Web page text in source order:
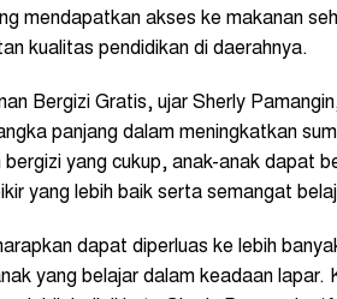
mendapatkan akses ke makanan
kualitas pendidikan di daerahnya.
Bergizi Gratis, ujar Sherly
panjang dalam meningkatkan
bergizi yang cukup, anak-anak dapat
yang lebih baik serta semangat
dapat diperluas ke lebih
yang belajar dalam keadaan